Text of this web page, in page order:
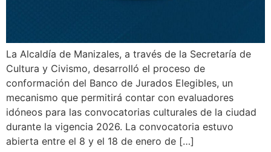
La Alcaldía de Manizales, a través de la Secretaría de
Cultura y Civismo, desarrolló el proceso de
conformación del Banco de Jurados Elegibles, un
mecanismo que permitirá contar con evaluadores
idóneos para las convocatorias culturales de la ciudad
durante la vigencia 2026. La convocatoria estuvo
abierta entre el 8 y el 18 de enero de […]